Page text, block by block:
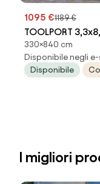
1095 €1189 €
TOOLPORT
800, verde
(sottofondo in
330×840 cm
Disponibile negli
Disponibile
I migliori